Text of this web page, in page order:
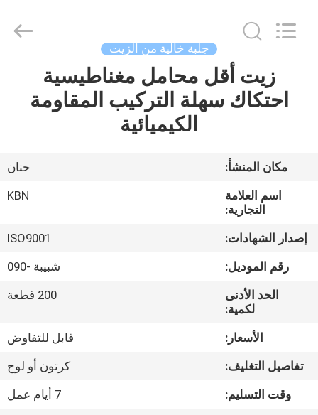
مسكن
معلومات
جولة
المعمل
مراقبة
الجودة
اتصل
جلبة خالية من الزيت
زيت أقل محامل مغناطيسية
احتكاك سهلة التركيب المقاومة
الكيميائية
مكان المنشأ:
حنان
اسم العلامة
التجارية:
KBN
إصدار الشهادات:
ISO9001
رقم الموديل:
شبيبة -090
الحد الأدنى
لكمية:
200 قطعة
الأسعار:
قابل للتفاوض
تفاصيل التغليف:
كرتون أو لوح
وقت التسليم:
7 أيام عمل